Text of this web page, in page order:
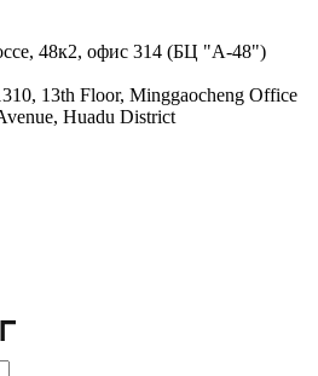
48к2, офис 314 (БЦ "А-48")
13th Floor, Minggaocheng Office
Huadu District